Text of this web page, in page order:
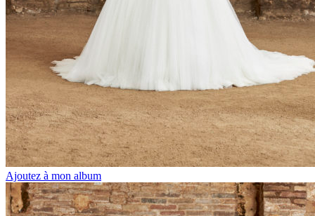
Ajoutez à mon album